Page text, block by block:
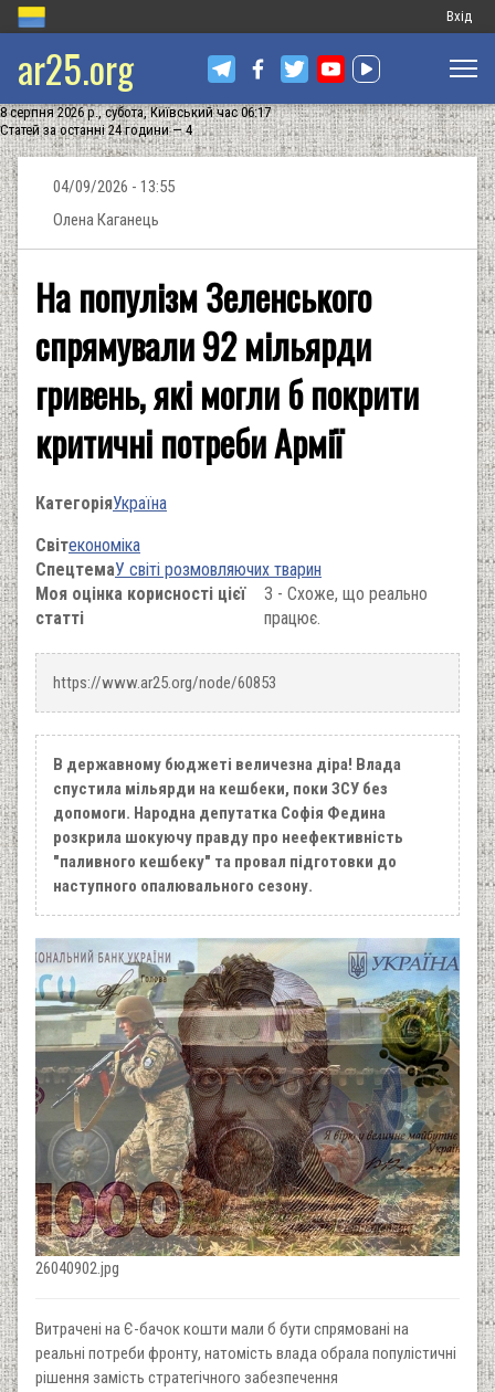
Меню
запису
Вхід
ar25.org
8 серпня 2026 р., субота, Київський час 06:17
Статей за останні 24 години — 4
04/09/2026 - 13:55
Олена Каганець
На популізм Зеленського
спрямували 92 мільярди
гривень, які могли б покрити
критичні потреби Армії
КатегоріяУкраїна
Світекономіка
СпецтемаУ світі розмовляючих тварин
Моя оцінка корисності цієї
статті
3 - Схоже, що реально
працює.
https://www.ar25.org/node/60853
В державному бюджеті величезна діра! Влада
спустила мільярди на кешбеки, поки ЗСУ без
допомоги. Народна депутатка Софія Федина
розкрила шокуючу правду про неефективність
"паливного кешбеку" та провал підготовки до
наступного опалювального сезону.
26040902.jpg
Витрачені на Є-бачок кошти мали б бути спрямовані на
реальні потреби фронту, натомість влада обрала популістичні
рішення замість стратегічного забезпечення